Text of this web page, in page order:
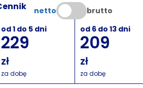
netto brutto
od 1 do 5 dni
229
za dobę
od 6 do 13 dni
209
za dobę